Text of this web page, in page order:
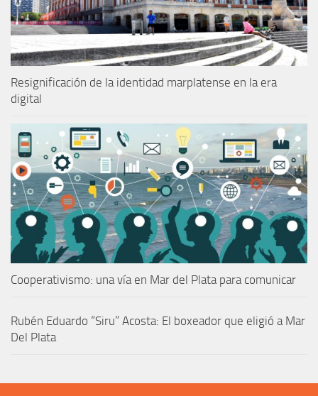
Resignificación de la identidad marplatense en la era
digital
Cooperativismo: una vía en Mar del Plata para comunicar
Rubén Eduardo “Siru” Acosta: El boxeador que eligió a Mar
Del Plata